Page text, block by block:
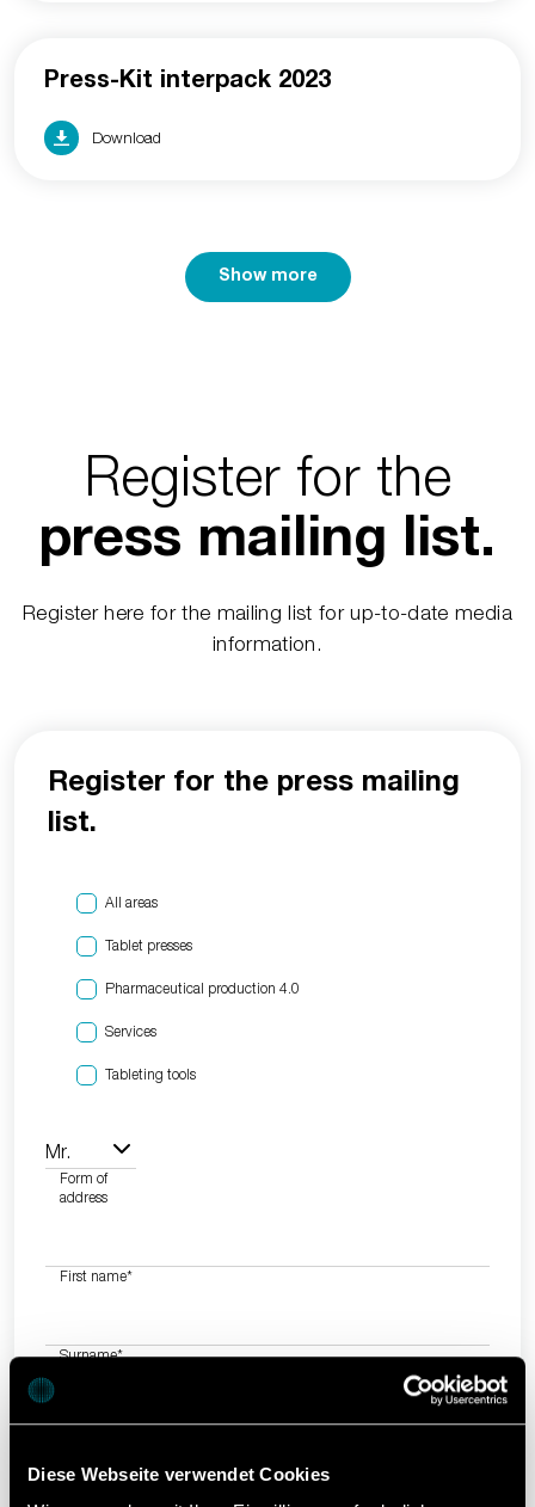
Diese Webseite verwendet Cookies
Press-Kit interpack 2023
Download
Show more
Register for the
press mailing list.
Register here for the mailing list for up-to-date media
information.
Register for the press mailing
list.
All areas
Tablet presses
Pharmaceutical production 4.0
Services
Tableting tools
Mr.
Form of
address
First name*
Surname*